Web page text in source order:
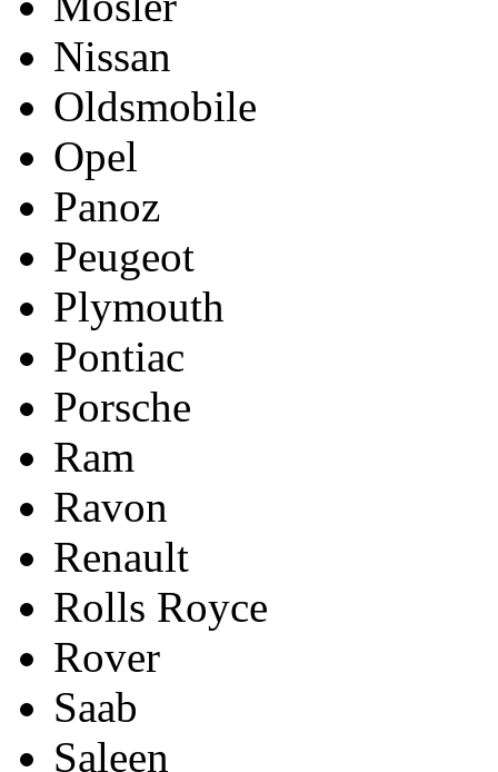
Nissan
Oldsmobile
Opel
Panoz
Peugeot
Plymouth
Pontiac
Porsche
Ram
Ravon
Renault
Rolls Royce
Rover
Saab
Saleen